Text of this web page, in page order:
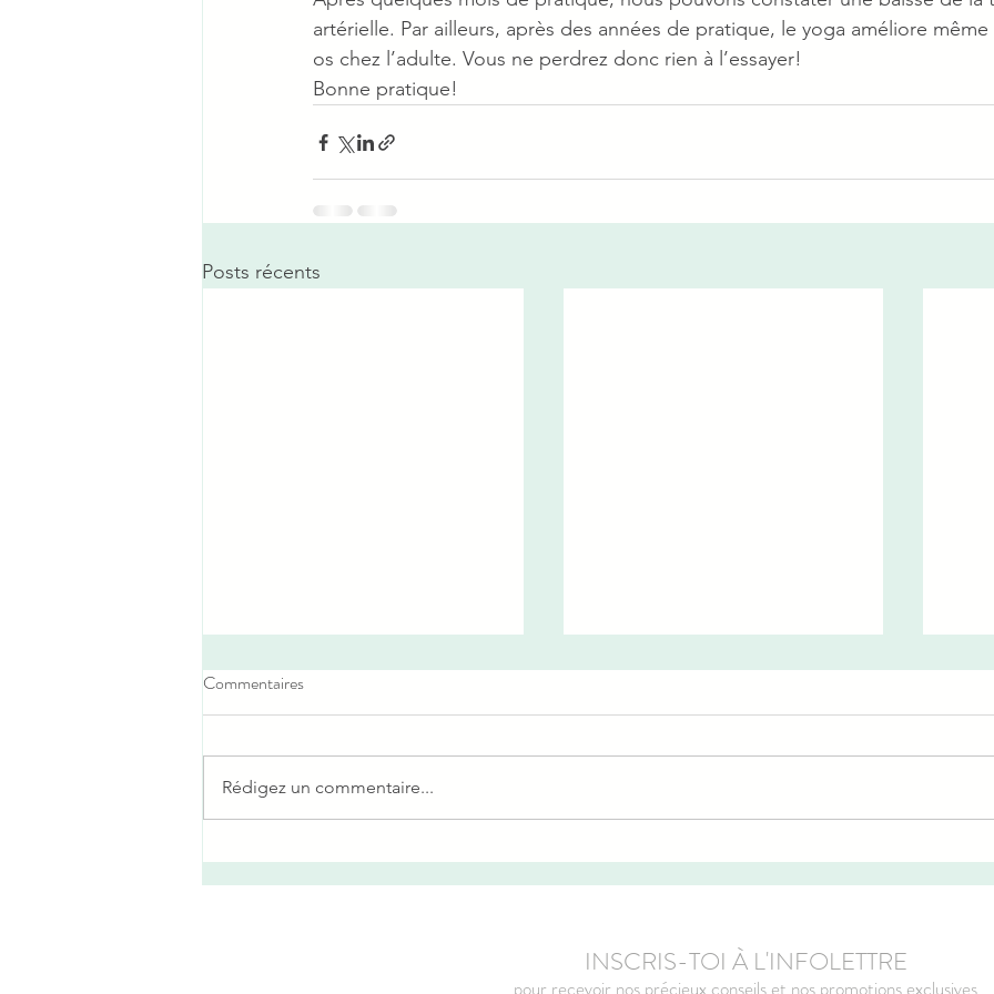
artérielle. Par ailleurs, après des années de pratique, le yoga améliore
os chez l’adulte. Vous ne perdrez donc rien à l’essayer!
Bonne pratique!
Posts récents
3 Raisons (Vraiment Meilleures)
d’Offrir un Massage en Cadeau
Fini les chevilles gonflées : mes
secrets anti-jambes lourdes
JE
avec
Commentaires
Rédigez un commentaire...
pour recevoir nos précieux conseils et nos promotions exclusives
INSCRIS-TOI À L'INFOLETTRE